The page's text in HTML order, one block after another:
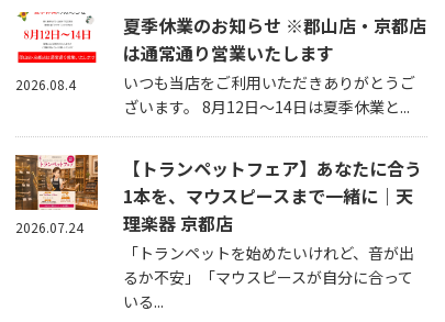
夏季休業のお知らせ ※郡山店・京都店
は通常通り営業いたします
いつも当店をご利用いただきありがとうご
ざいます。 8月12日～14日は夏季休業と...
2026.08.4
【トランペットフェア】あなたに合う
1本を、マウスピースまで一緒に｜天
理楽器 京都店
「トランペットを始めたいけれど、音が出
るか不安」「マウスピースが自分に合って
いる...
2026.07.24